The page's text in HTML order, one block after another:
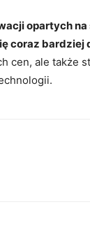
opartych
coraz bardziej
cen, ale także